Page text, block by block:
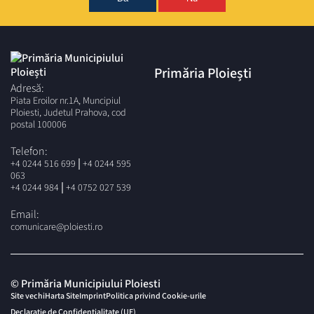
Cerere și declarație pe propria răspundere pentru
obținerea vizei anuale pe legitimația de beneficiar al
TCE sau site-ul societății –
declarație revoluționari
Buletin / Carte de Identitate;
Legitimație de beneficiar al Legii 341/2004
actualizată, în original și copie xerox;
Documentele doveditoare pentru urmașii eroilor
Copia xerox a legitimației de beneficiar al Legii 341/2004
actualizată se vizează anual numai la Casieria Colectoare a
societății din strada Gageni nr.88.
Legitimația emisă de municipalitate decontată la
valoarea unui abonament lunar pe toate traseele,
PLOIEȘTI(cu valabilitate de la 01.04.2024, în baza
cuponului de pensie aferent lunii în curs /
anterioare):
Adresă:
Piata Eroilor nr.1A, Muncipiul
Ploiesti, Judetul Prahova, cod
postal 100006
Telefon:
+4 0244 516 699 | +4 0244 595
063
+4 0244 984 | +4 0752 027 539
Email:
comunicare@ploiesti.ro
Primăria Ploiești
© Primăria Municipiului Ploiesti
Site vechiHarta SiteImprintPolitica privind Cookie-urile